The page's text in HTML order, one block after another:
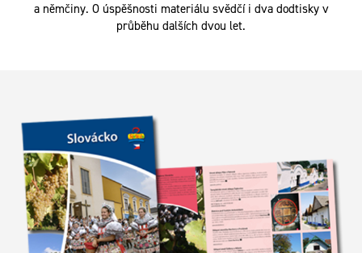
a němčiny. O úspěšnosti materiálu svědčí i dva dodtisky v
průběhu dalších dvou let.